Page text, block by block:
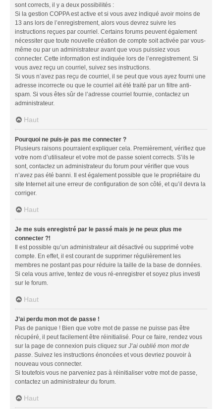
sont corrects, il y a deux possibilités :
Si la gestion COPPA est active et si vous avez indiqué avoir moins de
13 ans lors de l’enregistrement, alors vous devrez suivre les
instructions reçues par courriel. Certains forums peuvent également
nécessiter que toute nouvelle création de compte soit activée par vous-
même ou par un administrateur avant que vous puissiez vous
connecter. Cette information est indiquée lors de l’enregistrement. Si
vous avez reçu un courriel, suivez ses instructions.
Si vous n’avez pas reçu de courriel, il se peut que vous ayez fourni une
adresse incorrecte ou que le courriel ait été traité par un filtre anti-
spam. Si vous êtes sûr de l’adresse courriel fournie, contactez un
administrateur.
Haut
Pourquoi ne puis-je pas me connecter ?
Plusieurs raisons pourraient expliquer cela. Premièrement, vérifiez que
votre nom d’utilisateur et votre mot de passe soient corrects. S’ils le
sont, contactez un administrateur du forum pour vérifier que vous
n’avez pas été banni. Il est également possible que le propriétaire du
site Internet ait une erreur de configuration de son côté, et qu’il devra la
corriger.
Haut
Je me suis enregistré par le passé mais je ne peux plus me
connecter ?!
Il est possible qu’un administrateur ait désactivé ou supprimé votre
compte. En effet, il est courant de supprimer régulièrement les
membres ne postant pas pour réduire la taille de la base de données.
Si cela vous arrive, tentez de vous ré-enregistrer et soyez plus investi
sur le forum.
Haut
J’ai perdu mon mot de passe !
Pas de panique ! Bien que votre mot de passe ne puisse pas être
récupéré, il peut facilement être réinitialisé. Pour ce faire, rendez vous
sur la page de connexion puis cliquez sur J’ai oublié mon mot de
passe. Suivez les instructions énoncées et vous devriez pouvoir à
nouveau vous connecter.
Si toutefois vous ne parveniez pas à réinitialiser votre mot de passe,
contactez un administrateur du forum.
Haut